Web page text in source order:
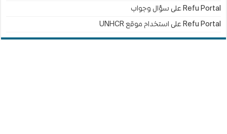
Refu Portal على سؤال وجواب
Refu Portal على استخدام موقع UNHCR